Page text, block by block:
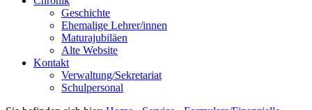
Geschichte
Ehemalige Lehrer/innen
Maturajubiläen
Alte Website
Kontakt
Verwaltung/Sekretariat
Schulpersonal